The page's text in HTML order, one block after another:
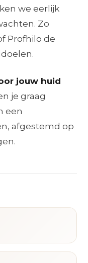
we eerlijk
Zo
Profhilo de
jouw huid
je graag
een
afgestemd op